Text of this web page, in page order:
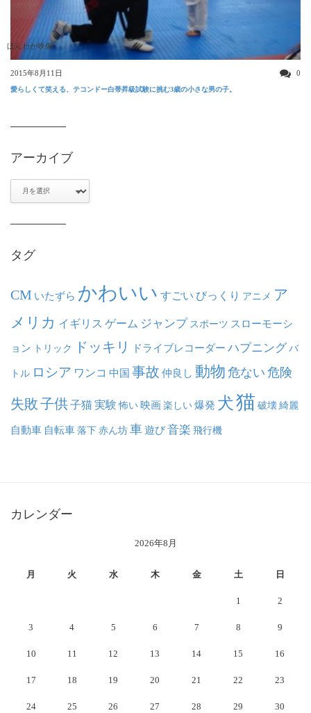
ほんわか映像
2015年8月11日 0
愛らしくて笑える、テコンドー白帯昇級試験に挑む3歳の小さな男の子。
アーカイブ
タグ
CM いたずら かわいい すごい びっくり アニメ ア
メリカ イギリス ゲーム ジャンプ スポーツ スローモーシ
ョン トリック ドッキリ ドライブレコーダー ハプニング バ
トル ロシア ワンコ 中国 事故 仲良し 動物 危ない 危険
失敗子供子猫実験 怖い映画楽しい爆発 犬猫 破壊綺麗
自動車 自転車落下赤ん坊車遊び音楽 飛行機
カレンダー
2026年8月
月 火 水 木 金 土 日
1 2
3 4 5 6 7 8 9
10 11 12 13 14 15 16
17 18 19 20 21 22 23
24 25 26 27 28 29 30